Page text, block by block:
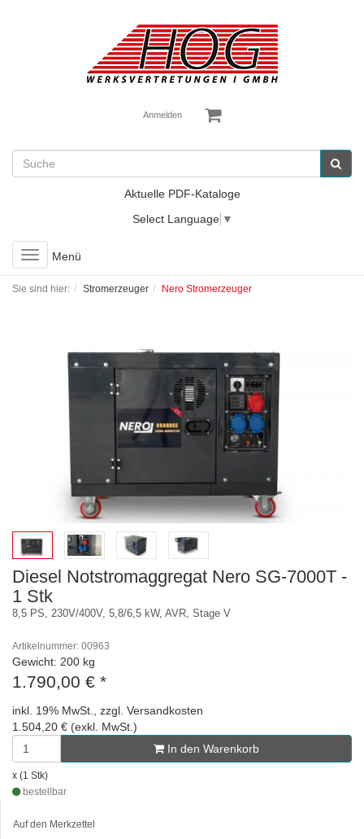
Anmelden
Aktuelle PDF-Kataloge
Select Language ▼
Toggle
navigation
Menü
Sie sind hier: Stromerzeuger Nero Stromerzeuger
Diesel Notstromaggregat Nero SG-7000T -
1 Stk
8,5 PS, 230V/400V, 5,8/6,5 kW, AVR, Stage V
Artikelnummer: 00963
Gewicht: 200 kg
1.790,00 € *
inkl. 19% MwSt., zzgl. Versandkosten
1.504,20 € (exkl. MwSt.)
In den Warenkorb
x (1 Stk)
bestellbar
Auf den Merkzettel